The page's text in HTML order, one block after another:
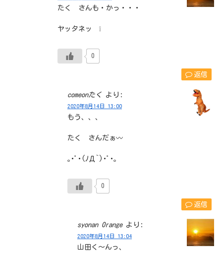
たく さんも・かっ・・・
ヤッタネッ ❕
0
返信
comeonたく より:
2020年8月14日 13:00
もう、、、
たく さんだぁ〰
｡･ﾟ･(ﾉД`)･ﾟ･｡
0
返信
syonan Orange より:
2020年8月14日 13:04
山田く～んっ、